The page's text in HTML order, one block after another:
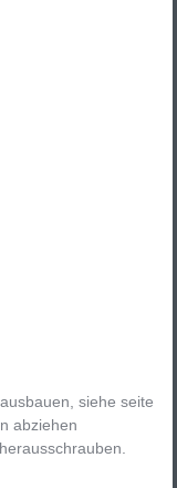
siehe seite
abziehen